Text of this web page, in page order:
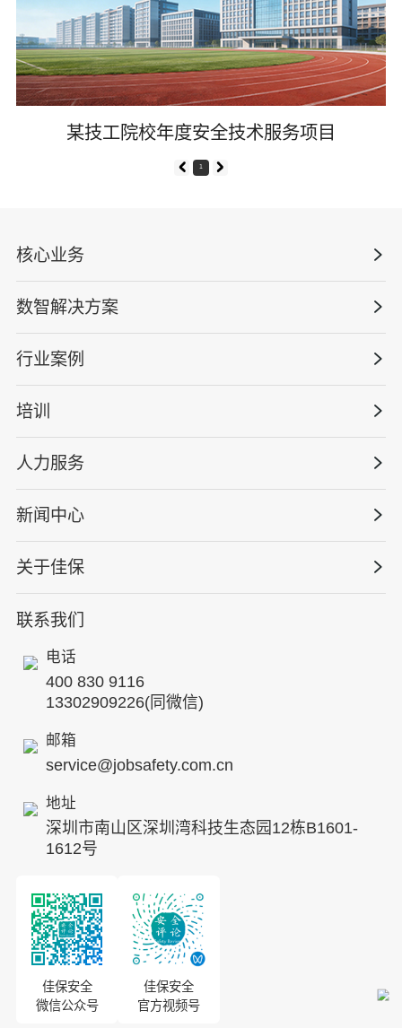
某技工院校年度安全技术服务项目
1
联系我们
电话
400 830 9116
13302909226(同微信)
邮箱
service@jobsafety.com.cn
地址
深圳市南山区深圳湾科技生态园12栋B1601-
1612号
佳保安全
微信公众号
佳保安全
官方视频号
核心业务
数智安全科技
安全战略咨询
管理体系建设
安全技能提升
工程安全服务
巡查监督审计
HSE专家服务
数智解决方案
量化安全云
智慧化系统
智能终端
行业案例
政府安全监管
工程建设/地产物业
能源电力
仓储物流
水利水务
核电工程与运营
其他案例
培训
版权安全课程
行业定制课程
资质与专业技能版权课
国际证书课程
人力服务
高薪岗位
HSE 专家服务
人力资源服务
新闻中心
公司新闻
蛇口安全论坛
关于佳保
公司简介
企业文化
专家团队
发展历程
招贤纳士
ESG
8S安全服务联盟
投资者关系